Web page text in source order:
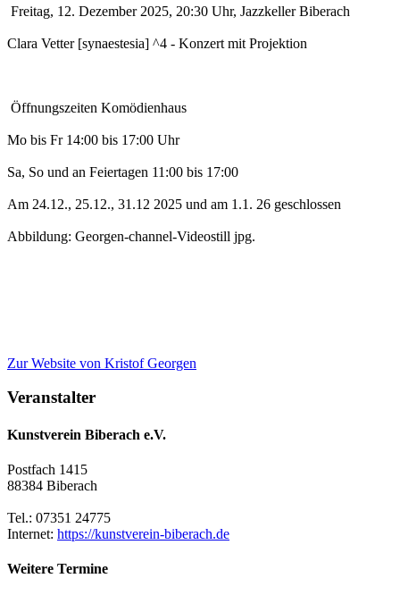
Freitag, 12. Dezember 2025, 20:30 Uhr, Jazzkeller Biberach
Clara Vetter [synaestesia] ^4 - Konzert mit Projektion
Öffnungszeiten Komödienhaus
Mo bis Fr 14:00 bis 17:00 Uhr
Sa, So und an Feiertagen 11:00 bis 17:00
Am 24.12., 25.12., 31.12 2025 und am 1.1. 26 geschlossen
Abbildung: Georgen-channel-Videostill jpg.
Zur Website von Kristof Georgen
Veranstalter
Kunstverein Biberach e.V.
Postfach 1415
88384 Biberach
Tel.: 07351 24775
Internet: https://kunstverein-biberach.de
Weitere Termine